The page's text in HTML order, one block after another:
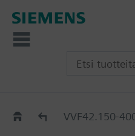
VVF42..VVF42.150-